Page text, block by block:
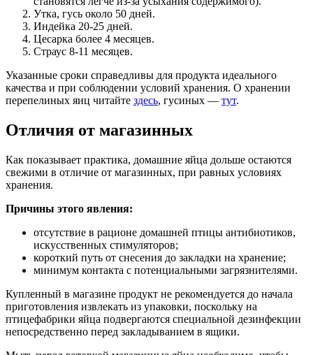
Утка, гусь около 50 дней.
Индейка 20-25 дней.
Цесарка более 4 месяцев.
Страус 8-11 месяцев.
Указанные сроки справедливы для продукта идеального
качества и при соблюдении условий хранения. О хранении
перепелиных яиц читайте здесь, гусиных — тут.
Отличия от магазинных
Как показывает практика, домашние яйца дольше остаются
свежими в отличие от магазинных, при равных условиях
хранения.
Причины этого явления:
отсутствие в рационе домашней птицы антибиотиков,
искусственных стимуляторов;
короткий путь от снесения до закладки на хранение;
минимум контакта с потенциальными загрязнителями.
Купленный в магазине продукт не рекомендуется до начала
приготовления извлекать из упаковки, поскольку на
птицефабрики яйца подвергаются специальной дезинфекции
непосредственно перед закладыванием в ящики.